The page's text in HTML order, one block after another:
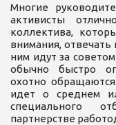
Многие
активисты
коллектива,
внимания,
ним идут за
обычно быстро
охотно
идет о среднем
специального
партнерстве